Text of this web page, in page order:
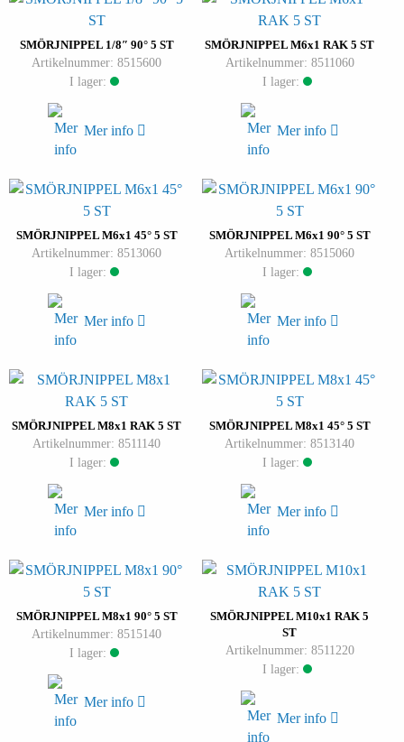
SMÖRJNIPPEL 1/8″ 90° 5 ST
Artikelnummer: 8515600
I lager:
Mer info
SMÖRJNIPPEL M6x1 RAK 5 ST
Artikelnummer: 8511060
I lager:
Mer info
SMÖRJNIPPEL M6x1 45° 5 ST
Artikelnummer: 8513060
I lager:
Mer info
SMÖRJNIPPEL M6x1 90° 5 ST
Artikelnummer: 8515060
I lager:
Mer info
SMÖRJNIPPEL M8x1 RAK 5 ST
Artikelnummer: 8511140
I lager:
Mer info
SMÖRJNIPPEL M8x1 45° 5 ST
Artikelnummer: 8513140
I lager:
Mer info
SMÖRJNIPPEL M8x1 90° 5 ST
Artikelnummer: 8515140
I lager:
Mer info
SMÖRJNIPPEL M10x1 RAK 5
ST
Artikelnummer: 8511220
I lager:
Mer info